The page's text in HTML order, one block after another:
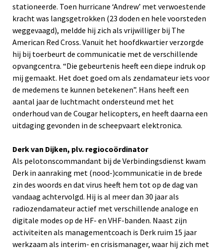
stationeerde. Toen hurricane ‘Andrew’ met verwoestende
kracht was langsgetrokken (23 doden en hele voorsteden
weggevaagd), meldde hij zich als vrijwilliger bij The
American Red Cross. Vanuit het hoofdkwartier verzorgde
hij bij toerbeurt de communicatie met de verschillende
opvangcentra. “Die gebeurtenis heeft een diepe indruk op
mij gemaakt. Het doet goed om als zendamateur iets voor
de medemens te kunnen betekenen”. Hans heeft een
aantal jaar de luchtmacht ondersteund met het
onderhoud van de Cougar helicopters, en heeft daarna een
uitdaging gevonden in de scheepvaart elektronica.
Derk van Dijken, plv. regiocoördinator
Als pelotonscommandant bij de Verbindingsdienst kwam
Derk in aanraking met (nood-)communicatie in de brede
zin des woords en dat virus heeft hem tot op de dag van
vandaag achtervolgd. Hij is al meer dan 30 jaar als
radiozendamateur actief met verschillende analoge en
digitale modes op de HF- en VHF-banden. Naast zijn
activiteiten als managementcoach is Derk ruim 15 jaar
werkzaam als interim- en crisismanager, waar hij zich met